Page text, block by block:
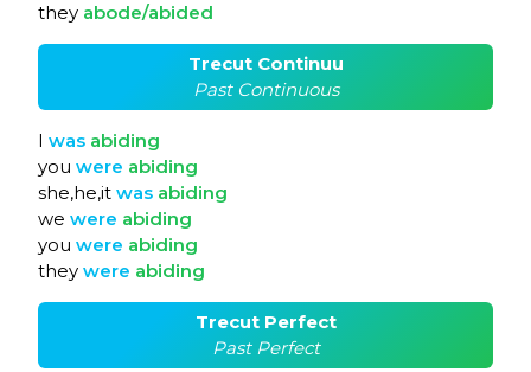
they abode/abided
Trecut Continuu
Past Continuous
I was abiding
you were abiding
she,he,it was abiding
we were abiding
you were abiding
they were abiding
Trecut Perfect
Past Perfect